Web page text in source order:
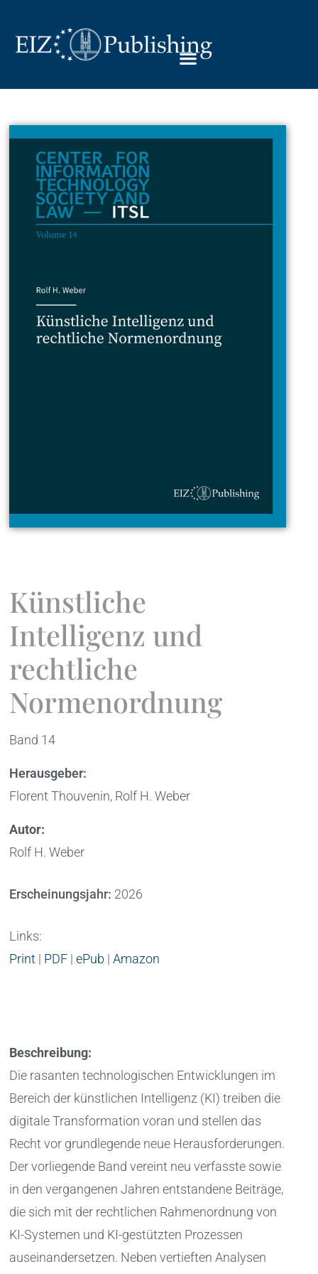
Künstliche
Intelligenz und
rechtliche
Normenordnung
Band 14
Herausgeber:
Florent Thouvenin, Rolf H. Weber
Autor:
Rolf H. Weber
Erscheinungsjahr: 2026
Links:
Print | PDF |ePub |Amazon
Beschreibung:
Die rasanten technologischen Entwicklungen im
Bereich der künstlichen Intelligenz (KI) treiben die
digitale Transformation voran und stellen das
Recht vor grundlegende neue Herausforderungen.
Der vorliegende Band vereint neu verfasste sowie
in den vergangenen Jahren entstandene Beiträge,
die sich mit der rechtlichen Rahmenordnung von
KI-Systemen und KI-gestützten Prozessen
auseinandersetzen. Neben vertieften Analysen